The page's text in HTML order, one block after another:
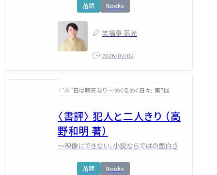
落語 Books
笑福亭 茶光
2026/02/02
「“本”日は晴天なり ～めくるめく日々」 第7回
〈書評〉 犯人と二人きり （高
野和明 著）
～映像にできない、小説ならではの面白さ
落語 Books